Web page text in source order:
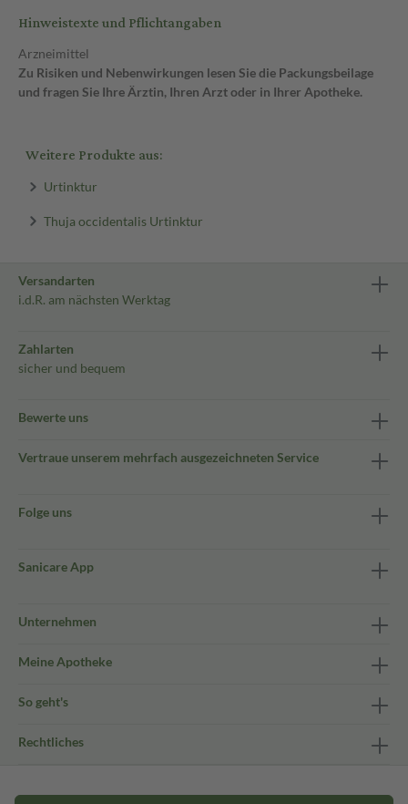
Hinweistexte und Pflichtangaben
Arzneimittel
Zu Risiken und Nebenwirkungen lesen Sie die Packungsbeilage
und fragen Sie Ihre Ärztin, Ihren Arzt oder in Ihrer Apotheke.
Weitere Produkte aus:
Urtinktur
Thuja occidentalis Urtinktur
Versandarten
i.d.R. am nächsten Werktag
Zahlarten
sicher und bequem
Bewerte uns
Vertraue unserem mehrfach ausgezeichneten Service
Folge uns
Sanicare App
Unternehmen
Meine Apotheke
So geht's
Rechtliches